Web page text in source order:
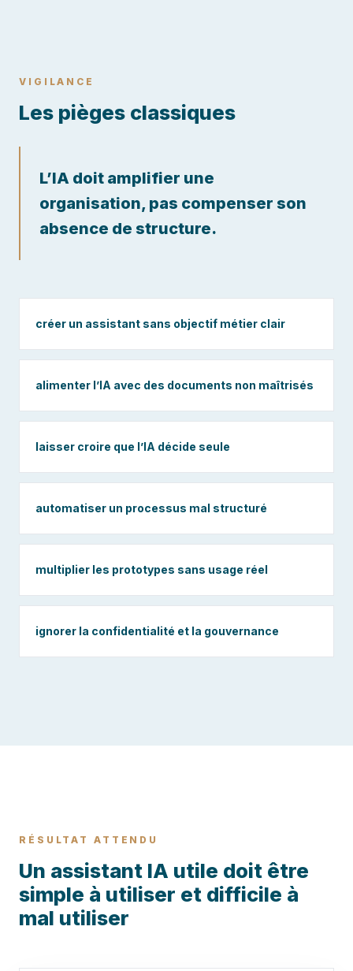
VIGILANCE
Les pièges classiques
L’IA doit amplifier une
organisation, pas compenser son
absence de structure.
créer un assistant sans objectif métier clair
alimenter l’IA avec des documents non maîtrisés
laisser croire que l’IA décide seule
automatiser un processus mal structuré
multiplier les prototypes sans usage réel
ignorer la confidentialité et la gouvernance
RÉSULTAT ATTENDU
Un assistant IA utile doit être
simple à utiliser et difficile à
mal utiliser